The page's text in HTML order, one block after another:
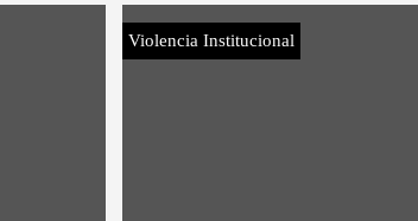
Violencia Institucional